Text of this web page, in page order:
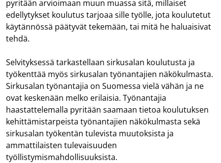
pyritään arvioimaan muun muassa sitä, millaiset
edellytykset koulutus tarjoaa sille työlle, jota koulutetut
käytännössä päätyvät tekemään, tai mitä he haluaisivat
tehdä.
Selvityksessä tarkastellaan sirkusalan koulutusta ja
työkenttää myös sirkusalan työnantajien näkökulmasta.
Sirkusalan työnantajia on Suomessa vielä vähän ja ne
ovat keskenään melko erilaisia. Työnantajia
haastattelemalla pyritään saamaan tietoa koulutuksen
kehittämistarpeista työnantajien näkökulmasta sekä
sirkusalan työkentän tulevista muutoksista ja
ammattilaisten tulevaisuuden
työllistymismahdollisuuksista.